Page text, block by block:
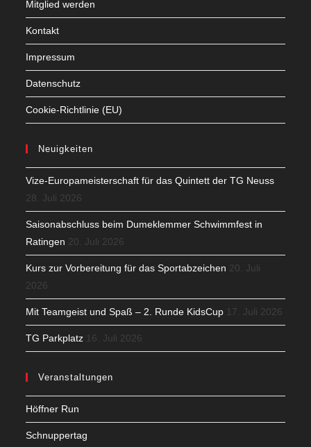
Mitglied werden
Kontakt
Impressum
Datenschutz
Cookie-Richtlinie (EU)
Neuigkeiten
Vize-Europameisterschaft für das Quintett der TG Neuss
28. Juli 2026
Saisonabschluss beim Dumeklemmer Schwimmfest in
Ratingen 20. Juli 2026
Kurs zur Vorbereitung für das Sportabzeichen 20. Juli
2026
Mit Teamgeist und Spaß – 2. Runde KidsCup 17. Juli 2026
TG Parkplatz 16. Juli 2026
Veranstaltungen
Höffner Run
Schnuppertag